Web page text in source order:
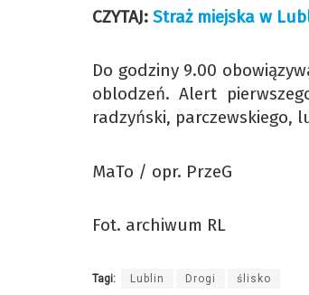
CZYTAJ: Straż miejska w
Do godziny 9.00
oblodzeń. Alert
radzyński, parczewskiego,
MaTo / opr. PrzeG
Fot. archiwum RL
Tagi: Lublin Drogi ślisko